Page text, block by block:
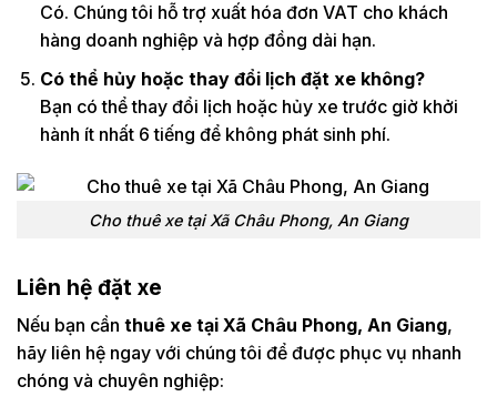
Có. Chúng tôi hỗ trợ xuất hóa đơn VAT cho khách
hàng doanh nghiệp và hợp đồng dài hạn.
Có thể hủy hoặc thay đổi lịch đặt xe không?
Bạn có thể thay đổi lịch hoặc hủy xe trước giờ khởi
hành ít nhất 6 tiếng để không phát sinh phí.
Cho thuê xe tại Xã Châu Phong, An Giang
Liên hệ đặt xe
Nếu bạn cần thuê xe tại Xã Châu Phong, An Giang,
hãy liên hệ ngay với chúng tôi để được phục vụ nhanh
chóng và chuyên nghiệp: